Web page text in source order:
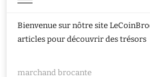
Bienvenue sur nôtre site
articles pour découvrir des trésors
marchand brocante